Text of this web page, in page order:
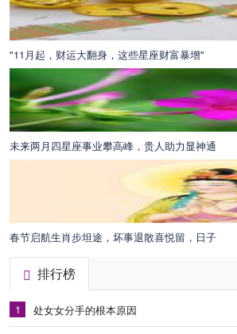
"11月起，财运大翻身，这些星座财富暴增"
未来两月四星座事业攀高峰，贵人助力显神通
春节启航生肖步坦途，坏事退散喜悦留，日子
排行榜
1 处女女分手的根本原因